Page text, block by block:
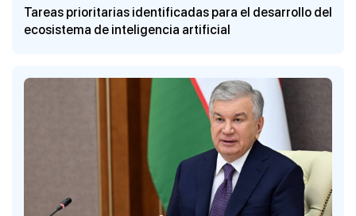
Tareas prioritarias identificadas para el desarrollo del
ecosistema de inteligencia artificial